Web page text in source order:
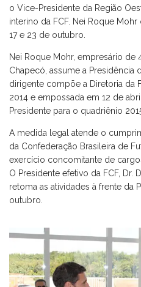
o Vice-Presidente da Região
interino da FCF. Nei Roque
17 e 23 de outubro.
Nei Roque Mohr, empresário de
Chapecó, assume a Presidência
dirigente compõe a Diretoria da
2014 e empossada em 12 de
Presidente para o quadriênio
A medida legal atende o
da Confederação Brasileira de
exercício concomitante de
O Presidente efetivo da FCF, Dr.
retoma as atividades à frente da
outubro.